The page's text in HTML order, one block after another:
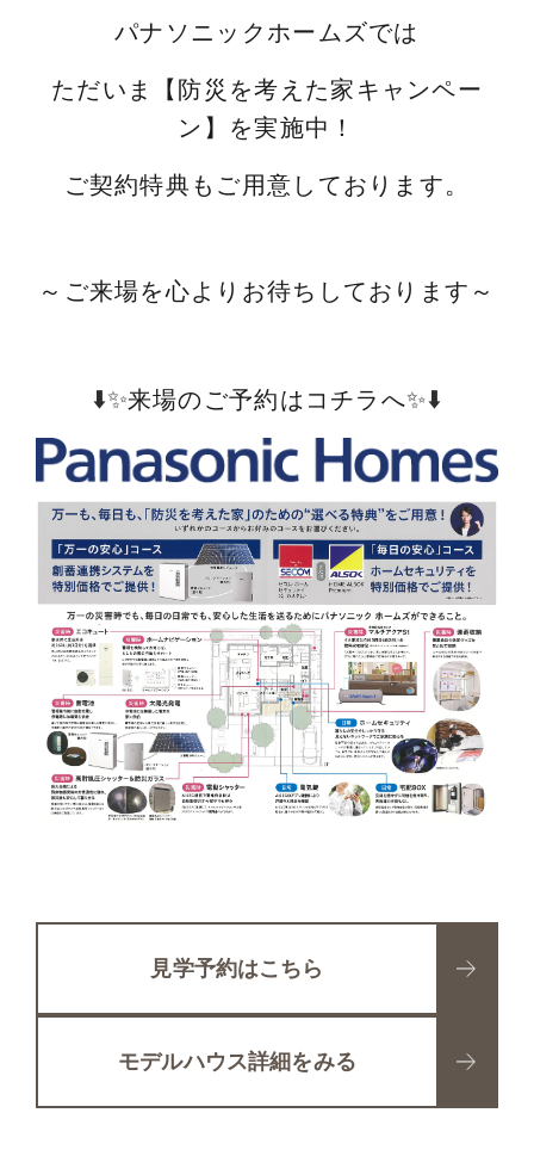
パナソニックホームズでは
ただいま【防災を考えた家キャンペー
ン】を実施中！
ご契約特典もご用意しております。
～ご来場を心よりお待ちしております～
⬇️✨来場のご予約はコチラへ✨⬇️
見学予約はこちら
モデルハウス詳細をみる